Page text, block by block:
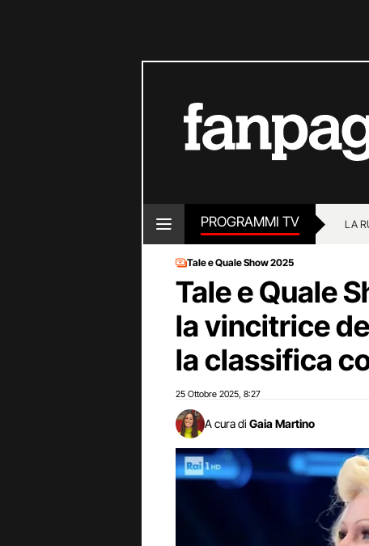
PROGRAMMI TV LA
Tale e Quale Show 2025
Tale e Quale
la vincitrice
la classifica
25 Ottobre 2025 8:27
A cura di Gaia Martino